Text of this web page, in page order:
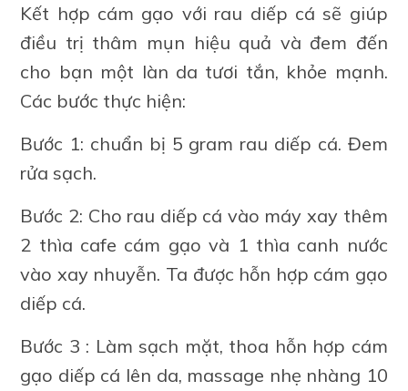
Kết hợp cám gạo với rau diếp cá sẽ giúp
điều trị thâm mụn hiệu quả và đem đến
cho bạn một làn da tươi tắn, khỏe mạnh.
Các bước thực hiện:
Bước 1: chuẩn bị 5 gram rau diếp cá. Đem
rửa sạch.
Bước 2: Cho rau diếp cá vào máy xay thêm
2 thìa cafe cám gạo và 1 thìa canh nước
vào xay nhuyễn. Ta được hỗn hợp cám gạo
diếp cá.
Bước 3 : Làm sạch mặt, thoa hỗn hợp cám
gạo diếp cá lên da, massage nhẹ nhàng 10